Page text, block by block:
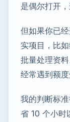
是偶尔打开，
但如果你已
实项目，比
批量处理资
经常遇到额
我的判断标
省 10 个小时